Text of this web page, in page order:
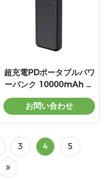
超充電PDポータブルパワ
ーバンク 10000mAh 急
速充電
お問い合わせ
3 4 5